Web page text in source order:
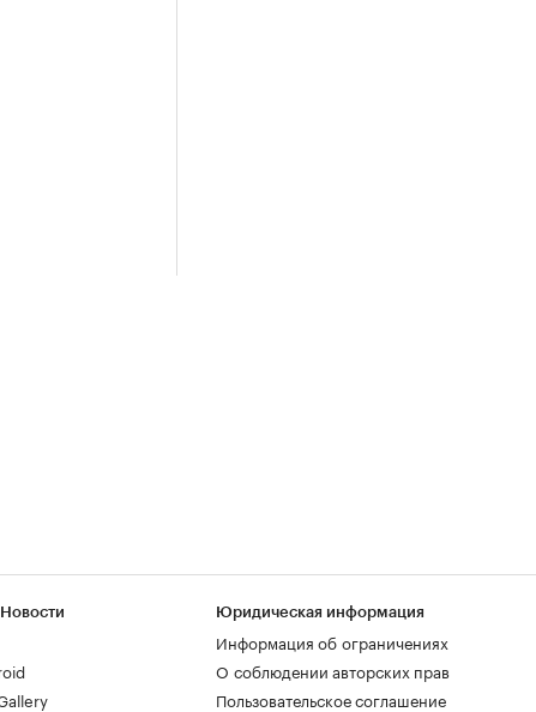
Юридическая информация
Информация об ограничениях
О соблюдении авторских прав
Пользовательское соглашение